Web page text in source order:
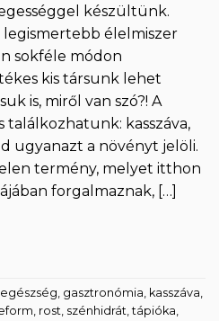
készültünk.
legismertebb élelmiszer
sokféle módon
kis társunk lehet
is, miről van szó?! A
találkozhatunk: kasszáva,
ugyanazt a növényt jelöli.
termény, melyet itthon
forgalmaznak, […]
egészség, gasztronómia, kasszáva,
, rost, szénhidrát,tápióka,